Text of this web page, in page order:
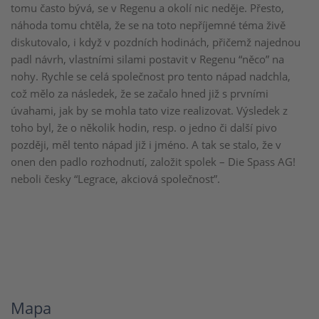
tomu často bývá, se v Regenu a okolí nic neděje. Přesto,
náhoda tomu chtěla, že se na toto nepříjemné téma živě
diskutovalo, i když v pozdních hodinách, přičemž najednou
padl návrh, vlastními silami postavit v Regenu “něco” na
nohy. Rychle se celá společnost pro tento nápad nadchla,
což mělo za následek, že se začalo hned již s prvními
úvahami, jak by se mohla tato vize realizovat. Výsledek z
toho byl, že o několik hodin, resp. o jedno či další pivo
později, měl tento nápad již i jméno. A tak se stalo, že v
onen den padlo rozhodnutí, založit spolek – Die Spass AG!
neboli česky “Legrace, akciová společnost”.
Mapa